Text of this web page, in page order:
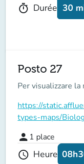
timer Durée 30
Posto 27
Per visualizzare la
https://
types-maps/
person 1 place
schedule Heure